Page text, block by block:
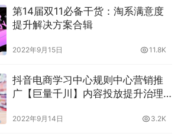
第14届双11必备干货：淘系满意度
提升解决方案合辑
2022年9月15日 11.8K
抖音电商学习中心规则中心营销推
广【巨量千川】内容投放提升治理
2022年9月14日 3.2K